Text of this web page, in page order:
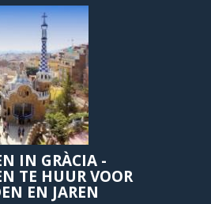
IN GRÀCIA -
TE HUUR VOOR
EN JAREN